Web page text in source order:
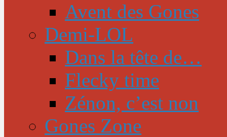
Avent des Gones
Demi-LOL
Dans la tête de…
Flecky time
Zénon, c’est non
Gones Zone